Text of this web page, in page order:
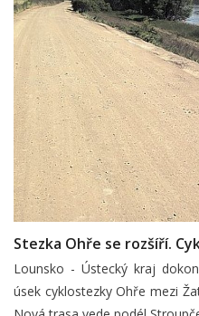
Stezka Ohře se rozšíří.
Lounsko - Ústecký kraj
úsek cyklostezky Ohře mezi